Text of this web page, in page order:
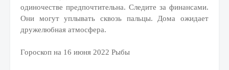
одиночестве предпочтительна. Следите за финансами.
Они могут уплывать сквозь пальцы. Дома ожидает
дружелюбная атмосфера.
Гороскоп на 16 июня 2022 Рыбы